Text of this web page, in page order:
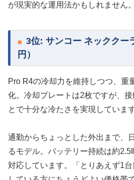
が現実的な運用法かもしれません。
3位: サンコー ネッククー
円）
Pro R4の冷却力を維持しつつ、重
化。冷却プレートは2枚ですが、
とで十分な冷たさを実現しています
通勤からちょっとした外出まで、
るモデル。バッテリー持続は約
対応しています。「とりあえず1